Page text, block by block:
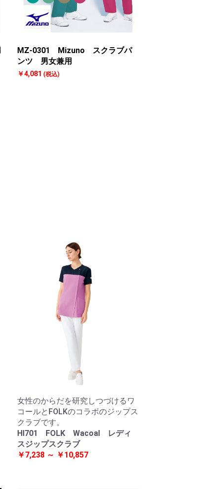
MZ-0301 Mizuno スクラブパ
ンツ 男女兼用
￥4,081 (税込)
女性のからだを研究しつづけるワ
コールとFOLKのコラボのジップス
クラブです。
HI701 FOLK Wacoal レディ
スジップスクラブ
￥7,238 ～ ￥10,857